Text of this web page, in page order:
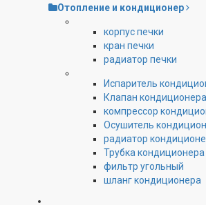
Отопление и кондиционер
корпус печки
кран печки
радиатор печки
Испаритель
Клапан кондиционера
компрессор
Осушитель
радиатор
Трубка кондиционера
фильтр угольный
шланг кондиционера